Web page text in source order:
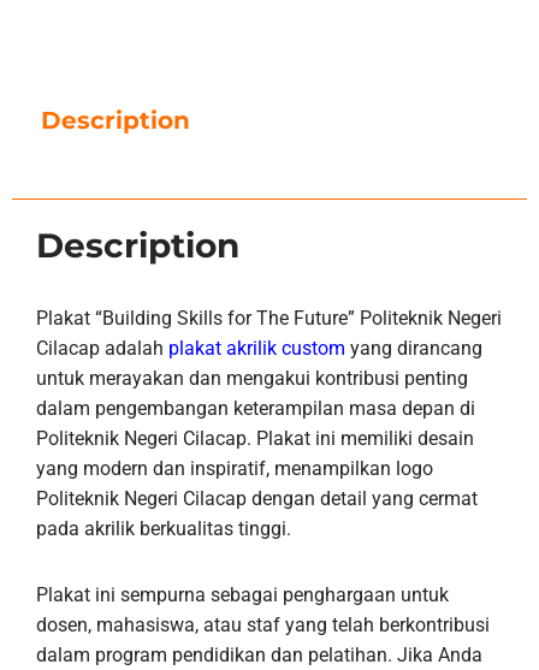
Description
Description
Plakat “Building Skills for The Future” Politeknik Negeri
Cilacap adalah plakat akrilik custom yang dirancang
untuk merayakan dan mengakui kontribusi penting
dalam pengembangan keterampilan masa depan di
Politeknik Negeri Cilacap. Plakat ini memiliki desain
yang modern dan inspiratif, menampilkan logo
Politeknik Negeri Cilacap dengan detail yang cermat
pada akrilik berkualitas tinggi.
Plakat ini sempurna sebagai penghargaan untuk
dosen, mahasiswa, atau staf yang telah berkontribusi
dalam program pendidikan dan pelatihan. Jika Anda